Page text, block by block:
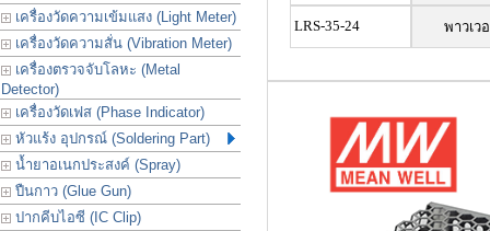
เครื่องวัดความเข้มแสง (Light Meter)
เครื่องวัดความสั่น (Vibration Meter)
เครื่องตรวจจับโลหะ (Metal
Detector)
เครื่องวัดเฟส (Phase Indicator)
หัวแร้ง อุปกรณ์ (Soldering Part)
น้ำยาอเนกประสงค์ (Spray)
ปืนกาว (Glue Gun)
ปากคีบไอซี (IC Clip)
LRS-35-24 พาวเว